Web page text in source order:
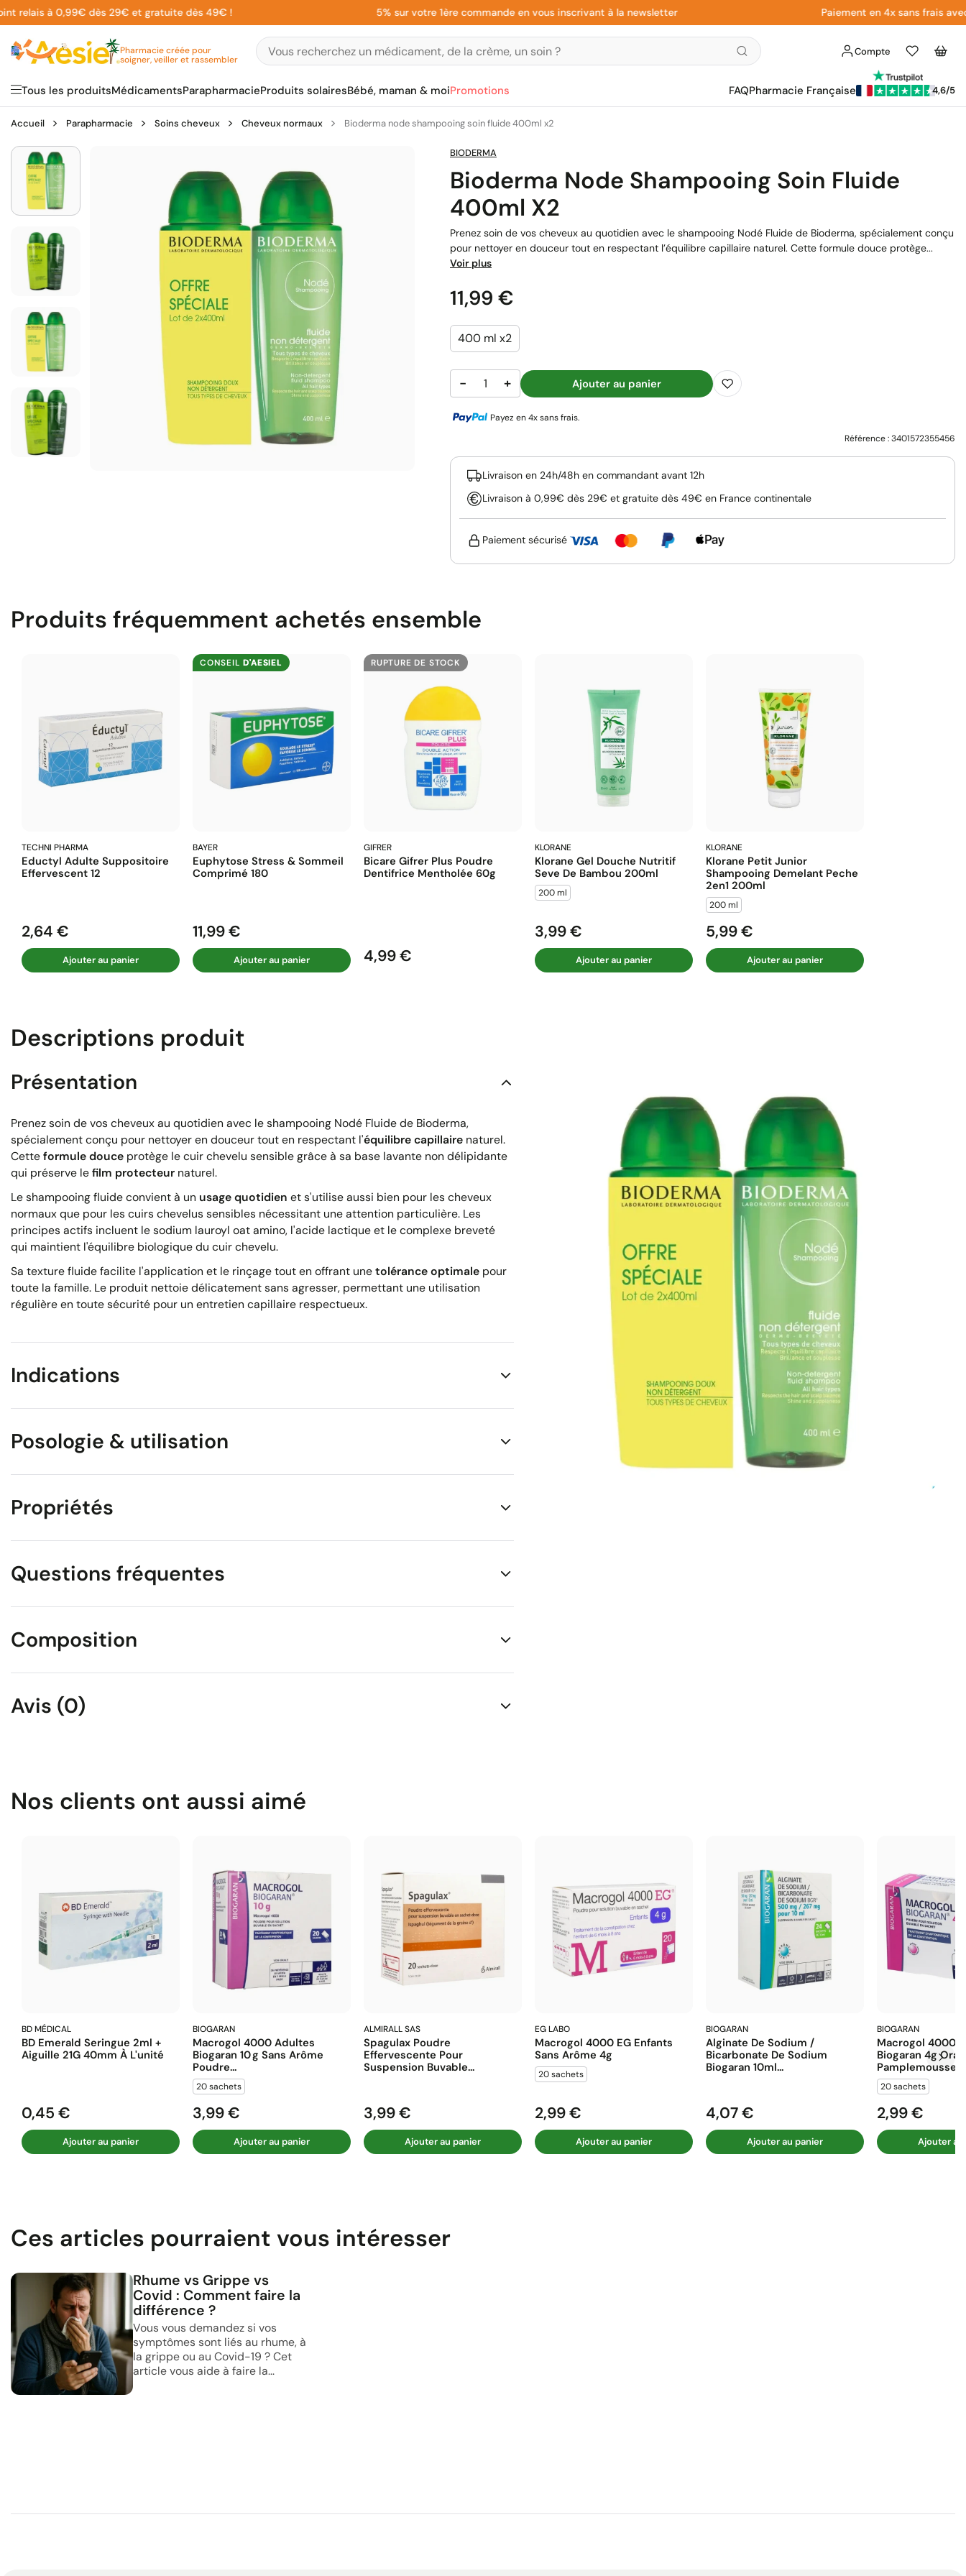
Aller
au
contenu
à 0,99€ dès 29€ et gratuite dès 49€ ! 5% sur votre 1ère commande en vous inscrivant à la newsletter Paiement en 4x sans frais avec
Pharmacie créée pour
soigner, veiller et rassembler
Compte
Liste
d'envies
Panier
Tous les produitsMédicamentsParapharmacieProduits solairesBébé, maman & moiPromotions FAQPharmacie Française 4,6/5
Accueil Parapharmacie Soins cheveux Cheveux normaux Bioderma node shampooing soin fluide 400ml x2
BIODERMA
Bioderma Node Shampooing Soin Fluide
400ml X2
Prenez soin de vos cheveux au quotidien avec le shampooing Nodé Fluide de Bioderma, spécialement conçu
pour nettoyer en douceur tout en respectant l’équilibre capillaire naturel. Cette formule douce protège...
Voir plus
Prix
11,99 €
400 ml x2
− + Ajouter au panier
Payez en 4x sans frais.
Référence :3401572355456
Livraison en 24h/48h en commandant avant 12h
Livraison à 0,99€ dès 29€ et gratuite dès 49€ en France continentale
Paiement sécurisé
Produits fréquemment achetés ensemble
TECHNI PHARMA
Eductyl Adulte Suppositoire
Effervescent 12
Prix
2,64 €
Ajouter au panier
CONSEILD'AESIEL
BAYER
Euphytose Stress & Sommeil
Comprimé 180
Prix
11,99 €
Ajouter au panier
RUPTURE DE STOCK
GIFRER
Bicare Gifrer Plus Poudre
Dentifrice Mentholée 60g
Prix
4,99 €
KLORANE
Klorane Gel Douche Nutritif
Seve De Bambou 200ml
200 ml
Prix
3,99 €
Ajouter au panier
KLORANE
Klorane Petit Junior
Shampooing Demelant Peche
2en1 200ml
200 ml
Prix
5,99 €
Ajouter au panier
Descriptions produit
Présentation
Prenez soin de vos cheveux au quotidien avec le shampooing Nodé Fluide de Bioderma,
spécialement conçu pour nettoyer en douceur tout en respectant l'équilibre capillaire naturel.
Cetteformule douce protège le cuir chevelu sensible grâce à sa base lavante non délipidante
qui préserve lefilm protecteur naturel.
Le shampooing fluide convient à un usage quotidien et s'utilise aussi bien pour les cheveux
normaux que pour les cuirs chevelus sensibles nécessitant une attention particulière. Les
principes actifs incluent le sodium lauroyl oat amino, l'acide lactique et le complexe breveté
qui maintient l'équilibre biologique du cuir chevelu.
Sa texture fluide facilite l'application et le rinçage tout en offrant unetolérance optimale pour
toute la famille. Le produit nettoie délicatement sans agresser, permettant une utilisation
régulière en toute sécurité pour un entretien capillaire respectueux.
Indications
Posologie & utilisation
Propriétés
Questions fréquentes
Composition
Avis (0)
Nos clients ont aussi aimé
BD MÉDICAL
BD Emerald Seringue 2ml +
Aiguille 21G 40mm À L'unité
Prix
0,45 €
Ajouter au panier
BIOGARAN
Macrogol 4000 Adultes
Biogaran 10 G Sans Arôme
Poudre...
20 sachets
Prix
3,99 €
Ajouter au panier
ALMIRALL SAS
Spagulax Poudre
Effervescente Pour
Suspension Buvable...
Prix
3,99 €
Ajouter au panier
EG LABO
Macrogol 4000 EG Enfants
Sans Arôme 4g
20 sachets
Prix
2,99 €
Ajouter au panier
BIOGARAN
Alginate De Sodium /
Bicarbonate De Sodium
Biogaran 10ml...
Prix
4,07 €
Ajouter au panier
BIOGARAN
Macrogol 4000
Biogaran 4g
Pamplemousse...
20 sachets
Prix
2,99 €
Ajouter au
Ces articles pourraient vous intéresser
Rhume vs Grippe vs
Covid : Comment faire la
différence ?
Vous vous demandez si vos
symptômes sont liés au rhume, à
la grippe ou au Covid-19 ? Cet
article vous aide à faire la...